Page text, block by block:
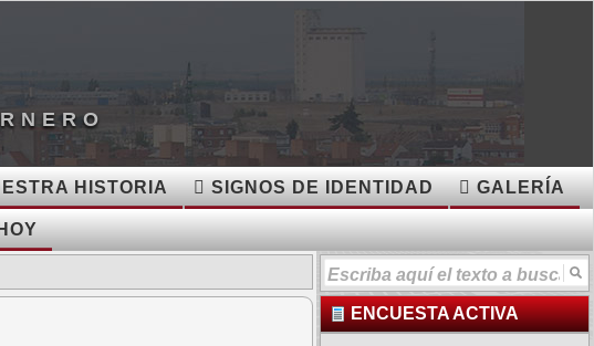
HISTORIA SIGNOS DE IDENTIDAD GALERÍA
ENCUESTA ACTIVA